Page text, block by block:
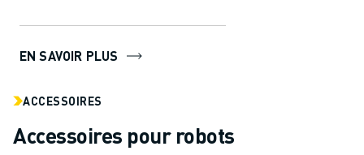
EN SAVOIR PLUS
ACCESSOIRES
Accessoires pour robots